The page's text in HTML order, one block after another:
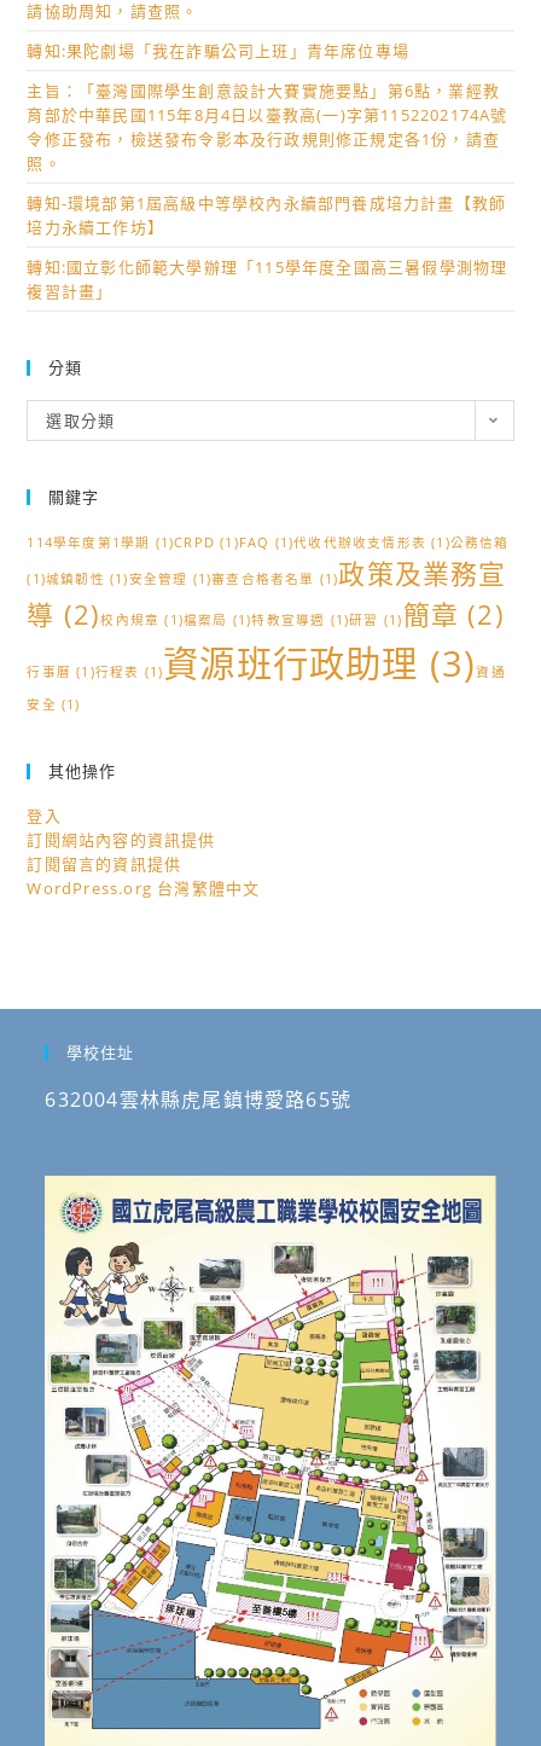
－
雙
語
教
師
能
研
習
次
期
定
期
量
考
表
請協助周知，請查照。
轉知:果陀劇場「我在詐騙公司上班」青年席位專場
主旨：「臺灣國際學生創意設計大賽實施要點」第6點，業經教
育部於中華民國115年8月4日以臺教高(一)字第1152202174A號
令修正發布，檢送發布令影本及行政規則修正規定各1份，請查
照。
轉知-環境部第1屆高級中等學校內永續部門養成培力計畫【教師
培力永續工作坊】
轉知:國立彰化師範大學辦理「115學年度全國高三暑假學測物理
複習計畫」
分類
類
選取分類
關鍵字
114學年度第1學期 (1)CRPD (1)FAQ (1)代收代辦收支情形表 (1)公務信箱
(1)城鎮韌性 (1)安全管理 (1)審查合格者名單 (1)政策及業務宣
導 (2)校內規章 (1)檔案局 (1)特教宣導週 (1)研習 (1) 簡章 (2)
行事曆 (1)行程表 (1)資源班行政助理 (3)資通
安全 (1)
其他操作
登入
訂閱網站內容的資訊提供
訂閱留言的資訊提供
WordPress.org 台灣繁體中文
學校住址
632004雲林縣虎尾鎮博愛路65號